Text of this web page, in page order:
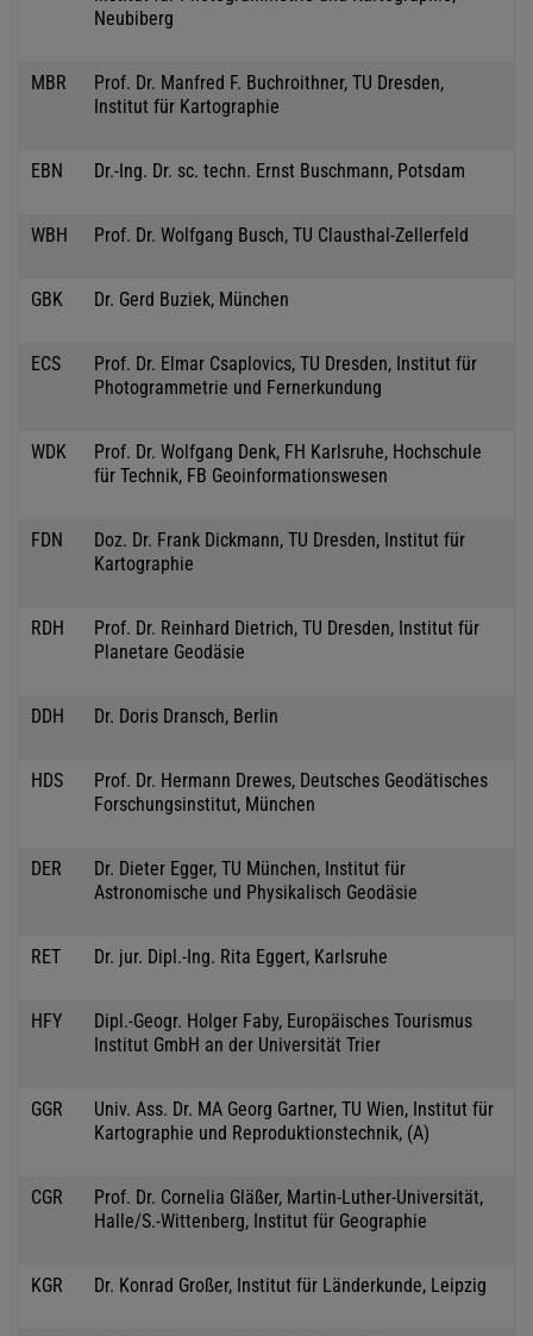
Neubiberg
MBR
Prof. Dr. Manfred F. Buchroithner, TU Dresden,
Institut für Kartographie
EBN Dr.-Ing. Dr. sc. techn. Ernst Buschmann, Potsdam
WBH Prof. Dr. Wolfgang Busch, TU Clausthal-Zellerfeld
GBK Dr. Gerd Buziek, München
ECS
Prof. Dr. Elmar Csaplovics, TU Dresden, Institut für
Photogrammetrie und Fernerkundung
WDK
Prof. Dr. Wolfgang Denk, FH Karlsruhe, Hochschule
für Technik, FB Geoinformationswesen
FDN
Doz. Dr. Frank Dickmann, TU Dresden, Institut für
Kartographie
RDH
Prof. Dr. Reinhard Dietrich, TU Dresden, Institut für
Planetare Geodäsie
DDH Dr. Doris Dransch, Berlin
HDS
Prof. Dr. Hermann Drewes, Deutsches Geodätisches
Forschungsinstitut, München
DER
Dr. Dieter Egger, TU München, Institut für
Astronomische und Physikalisch Geodäsie
RET Dr. jur. Dipl.-Ing. Rita Eggert, Karlsruhe
HFY
Dipl.-Geogr. Holger Faby, Europäisches Tourismus
Institut GmbH an der Universität Trier
GGR
Univ. Ass. Dr. MA Georg Gartner, TU Wien, Institut für
Kartographie und Reproduktionstechnik, (A)
CGR
Prof. Dr. Cornelia Gläßer, Martin-Luther-Universität,
Halle/S.-Wittenberg, Institut für Geographie
KGR Dr. Konrad Großer, Institut für Länderkunde, Leipzig